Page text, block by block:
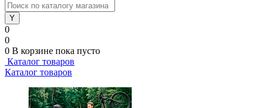
0
0
0 В корзине пока пусто
Каталог товаров
Каталог товаров